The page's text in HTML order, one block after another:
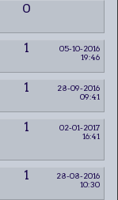
0
1
05-10-2016
19:46
1
28-09-2016
09:41
1
02-01-2017
16:41
1
28-08-2016
10:30